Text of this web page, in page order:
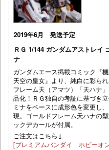
2019年6月 発送予定
ＲＧ 1/144 ガンダムアストレイ
ナ
ガンダムエース掲載コミック『
天空の皇女』より、純白に彩ら
フレーム天（アマツ）「天ハナ
品化！ＲＧ独自の考証に基づき
ミナをベースに成形色を変更し
現。ゴールドフレーム天ハナの
ックデカールが付属。
ご注文はこちら↓
[プレミアムバンダイ ホビーオ